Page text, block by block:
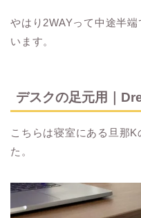
やはり2WAYって中途半
います。
デスクの足元用｜
こちらは寝室にある旦那K
た。